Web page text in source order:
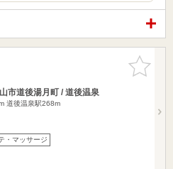
お気に入
りに追加
市道後湯月町 / 道後温泉
道後温泉駅268m
・マッサージ